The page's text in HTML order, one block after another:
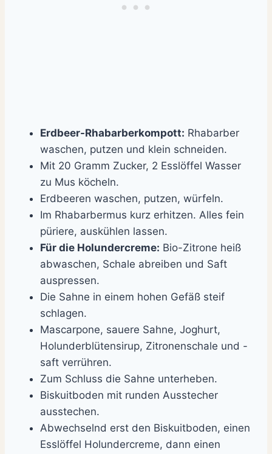
Erdbeer-Rhabarberkompott: Rhabarber
waschen, putzen und klein schneiden.
Mit 20 Gramm Zucker, 2 Esslöffel Wasser
zu Mus köcheln.
Erdbeeren waschen, putzen, würfeln.
Im Rhabarbermus kurz erhitzen. Alles fein
püriere, auskühlen lassen.
Für die Holundercreme: Bio-Zitrone heiß
abwaschen, Schale abreiben und Saft
auspressen.
Die Sahne in einem hohen Gefäß steif
schlagen.
Mascarpone, sauere Sahne, Joghurt,
Holunderblütensirup, Zitronenschale und -
saft verrühren.
Zum Schluss die Sahne unterheben.
Biskuitboden mit runden Ausstecher
ausstechen.
Abwechselnd erst den Biskuitboden, einen
Esslöffel Holundercreme, dann einen